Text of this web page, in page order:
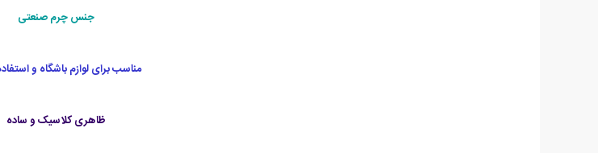
جنس چرم صنعتی
مناسب برای لوازم باشگاه و
ظاهری کلاسیک و ساده